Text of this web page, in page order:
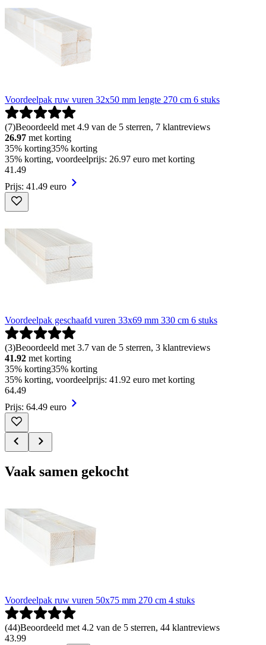
Voordeelpak ruw vuren 32x50 mm lengte 270 cm 6 stuks
(7)Beoordeeld met 4.9 van de 5 sterren, 7 klantreviews
26.97 met korting
35% korting35% korting
35% korting, voordeelprijs: 26.97 euro met korting
41 .49
Prijs: 41.49 euro
Voordeelpak geschaafd vuren 33x69 mm 330 cm 6 stuks
(3)Beoordeeld met 3.7 van de 5 sterren, 3 klantreviews
41.92 met korting
35% korting35% korting
35% korting, voordeelprijs: 41.92 euro met korting
64.49
Prijs: 64.49 euro
Vaak samen gekocht
Voordeelpak ruw vuren 50x75 mm 270 cm 4 stuks
(44)Beoordeeld met 4.2 van de 5 sterren, 44 klantreviews
43.99